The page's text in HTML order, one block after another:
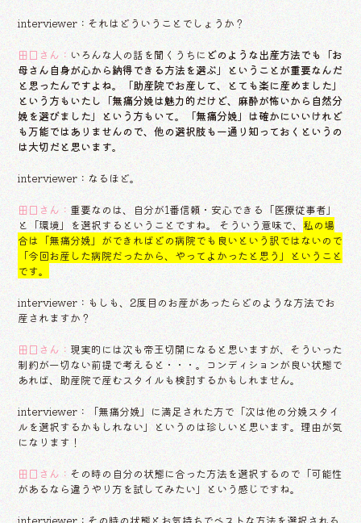
interviewer：それはどういうことでしょうか？
田口さん： いろんな人の話を聞くうちにどのような出産方法でも「お
母さん自身が心から納得できる方法を選ぶ」ということが重要なんだ
と思ったんですよね。「助産院でお産して、とても楽に産めました」
という方もいたし「無痛分娩は魅力的だけど、麻酔が怖いから自然分
娩を選びました」という方もいて。「無痛分娩」は確かにいいけれど
も万能ではありませんので、他の選択肢も一通り知っておくというの
は大切だと思います。
interviewer：なるほど。
田口さん：重要なのは、自分が1番信頼・安心できる「医療従事者」
と「環境」を選択するということですね。 そういう意味で、 私の場
合は「無痛分娩」ができればどの病院でも良いという訳ではないので
「今回お産した病院だったから、やってよかったと思う」ということ
です。
interviewer：もしも、2度目のお産があったらどのような方法でお
産されますか？
田口さん： 現実的には次も帝王切開になると思いますが、そういった
制約が一切ない前提で考えると・・・。コンディションが良い状態で
あれば、助産院で産むスタイルも検討するかもしれません。
interviewer：「無痛分娩」に満足された方で「次は他の分娩スタイ
ルを選択するかもしれない」というのは珍しいと思います。理由が気
になります！
田口さん： その時の自分の状態に合った方法を選択するので「可能性
があるなら違うやり方を試してみたい」という感じですね。